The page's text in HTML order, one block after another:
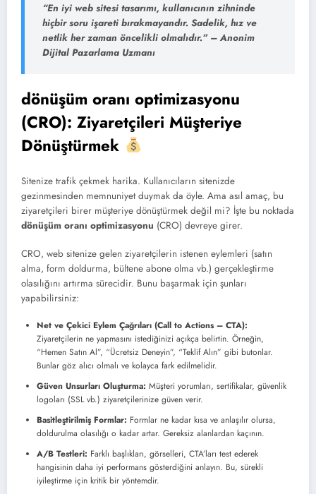
“En iyi web sitesi tasarımı, kullanıcının zihninde
hiçbir soru işareti bırakmayandır. Sadelik, hız ve
netlik her zaman öncelikli olmalıdır.” – Anonim
Dijital Pazarlama Uzmanı
dönüşüm oranı optimizasyonu
(CRO): Ziyaretçileri Müşteriye
Dönüştürmek
Sitenize trafik çekmek harika. Kullanıcıların sitenizde
gezinmesinden memnuniyet duymak da öyle. Ama asıl amaç, bu
ziyaretçileri birer müşteriye dönüştürmek değil mi? İşte bu noktada
dönüşüm oranı optimizasyonu (CRO) devreye girer.
CRO, web sitenize gelen ziyaretçilerin istenen eylemleri (satın
alma, form doldurma, bültene abone olma vb.) gerçekleştirme
olasılığını artırma sürecidir. Bunu başarmak için şunları
yapabilirsiniz:
Net ve Çekici Eylem Çağrıları (Call to Actions – CTA):
Ziyaretçilerin ne yapmasını istediğinizi açıkça belirtin. Örneğin,
“Hemen Satın Al”, “Ücretsiz Deneyin”, “Teklif Alın” gibi butonlar.
Bunlar göz alıcı olmalı ve kolayca fark edilmelidir.
Güven Unsurları Oluşturma: Müşteri yorumları, sertifikalar, güvenlik
logoları (SSL vb.) ziyaretçilerinize güven verir.
Basitleştirilmiş Formlar: Formlar ne kadar kısa ve anlaşılır olursa,
doldurulma olasılığı o kadar artar. Gereksiz alanlardan kaçının.
A/B Testleri: Farklı başlıkları, görselleri, CTA’ları test ederek
hangisinin daha iyi performans gösterdiğini anlayın. Bu, sürekli
iyileştirme için kritik bir yöntemdir.